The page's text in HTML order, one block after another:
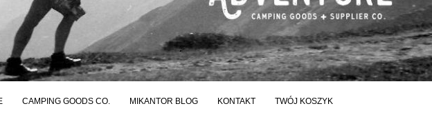
CAMPING GOODS CO. MIKANTOR BLOG KONTAKT TWÓJ KOSZYK